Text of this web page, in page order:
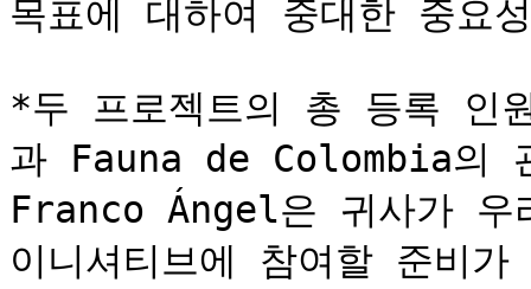
목표에 대하여 중대한 중요
*두 프로젝트의 총 등록 인
과 Fauna de Colombia의
Franco Ángel은 귀사가 우
이니셔티브에 참여할 준비